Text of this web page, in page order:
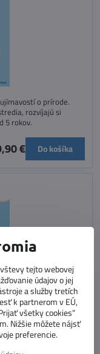
o prírode.
rozvíjajú si
5 rokov.
€ Do košíka
ale aj menej
profesií, ich odev,
rokov.
tejto webovej
údajov o jej
a služby tretích
k partnerom v EÚ,
všetky cookies“
Nižšie môžete nájsť
preferencie.